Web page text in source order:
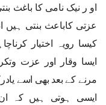
او ر نیک نامی کا باغث
عزتی کاباعث بنتی
کیسا رویہ اختیار
ایسا وقار اور عزت
مرنے کے بعد بھی اسے
ایسی ہوتی ہیں کہ